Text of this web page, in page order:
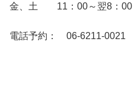
金、土 11：00～翌8：00
電話予約： 06-6211-0021